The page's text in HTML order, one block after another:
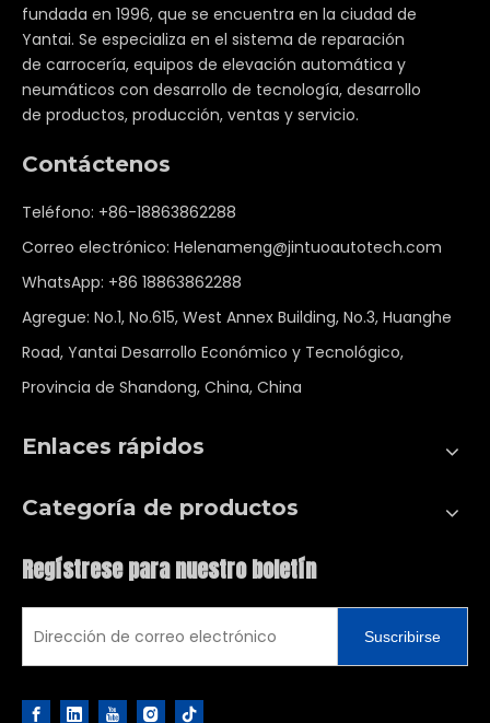
fundada en 1996, que se encuentra en la ciudad de
Yantai. Se especializa en el sistema de reparación
de carrocería, equipos de elevación automática y
neumáticos con desarrollo de tecnología, desarrollo
de productos, producción, ventas y servicio.
Contáctenos
Teléfono: +86-18863862288
Correo electrónico: Helenameng@jintuoautotech.com
WhatsApp: +86 18863862288
Agregue: No.1, No.615, West Annex Building, No.3, Huanghe
Road, Yantai Desarrollo Económico y Tecnológico,
Provincia de Shandong, China, China
Enlaces rápidos
Categoría de productos
Regístrese para nuestro boletín
Suscribirse